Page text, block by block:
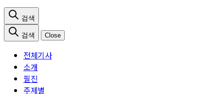
Close
전체기사
소개
필진
주제별